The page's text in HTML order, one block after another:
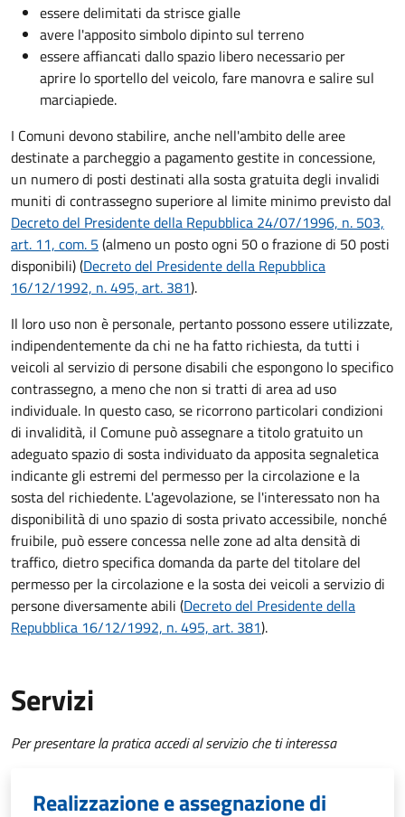
essere delimitati da strisce gialle
avere l'apposito simbolo dipinto sul terreno
essere affiancati dallo spazio libero necessario per
aprire lo sportello del veicolo, fare manovra e salire sul
marciapiede.
I Comuni devono stabilire, anche nell'ambito delle aree
destinate a parcheggio a pagamento gestite in concessione,
un numero di posti destinati alla sosta gratuita degli invalidi
muniti di contrassegno superiore al limite minimo previsto dal
Decreto del Presidente della Repubblica 24/07/1996, n. 503,
art. 11, com. 5 (almeno un posto ogni 50 o frazione di 50 posti
disponibili) (Decreto del Presidente della Repubblica
16/12/1992, n. 495, art. 381).
Il loro uso non è personale, pertanto possono essere utilizzate,
indipendentemente da chi ne ha fatto richiesta, da tutti i
veicoli al servizio di persone disabili che espongono lo specifico
contrassegno, a meno che non si tratti di area ad uso
individuale. In questo caso, se ricorrono particolari condizioni
di invalidità, il Comune può assegnare a titolo gratuito un
adeguato spazio di sosta individuato da apposita segnaletica
indicante gli estremi del permesso per la circolazione e la
sosta del richiedente. L'agevolazione, se l'interessato non ha
disponibilità di uno spazio di sosta privato accessibile, nonché
fruibile, può essere concessa nelle zone ad alta densità di
traffico, dietro specifica domanda da parte del titolare del
permesso per la circolazione e la sosta dei veicoli a servizio di
persone diversamente abili (Decreto del Presidente della
Repubblica 16/12/1992, n. 495, art. 381).
Servizi
Per presentare la pratica accedi al servizio che ti interessa
Realizzazione e assegnazione di